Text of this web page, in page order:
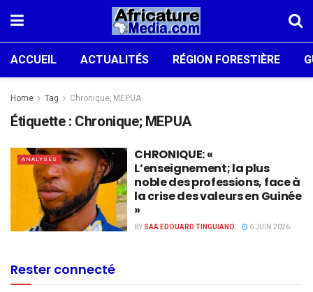
ACCUEIL ACTUALITÉS RÉGION FORESTIÈRE
Home Tag Chronique; MEPUA
Étiquette : Chronique; MEPUA
ANALYSES
CHRONIQUE: «
L’enseignement; la plus
noble des professions, face à
la crise des valeurs en Guinée
»
BY SAA EDOUARD TINGUIANO 6 JUIN 2026
Rester connecté